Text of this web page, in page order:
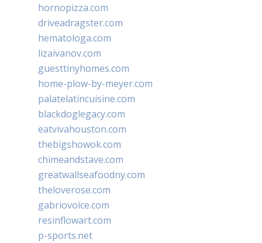
hornopizza.com
driveadragster.com
hematologa.com
lizaivanov.com
guesttinyhomes.com
home-plow-by-meyer.com
palatelatincuisine.com
blackdoglegacy.com
eatvivahouston.com
thebigshowok.com
chimeandstave.com
greatwallseafoodny.com
theloverose.com
gabriovoice.com
resinflowart.com
p-sports.net